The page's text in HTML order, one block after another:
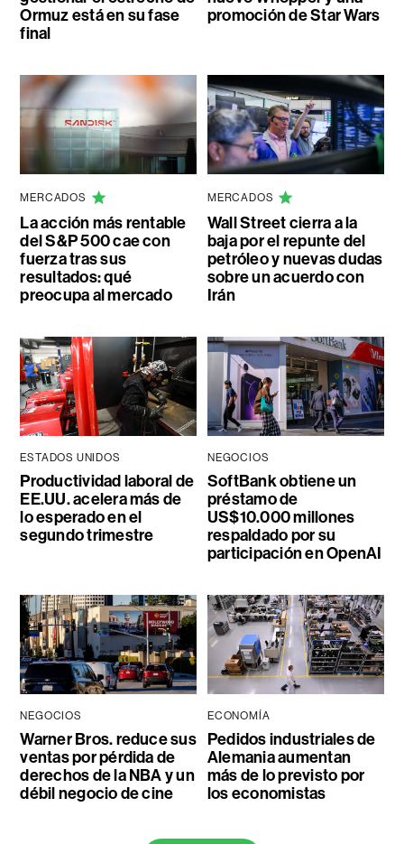
Ormuz está en su fase
final
promoción de Star Wars
MERCADOS
La acción más rentable
del S&P 500 cae con
fuerza tras sus
resultados: qué
preocupa al mercado
MERCADOS
Wall Street cierra a la
baja por el repunte del
petróleo y nuevas dudas
sobre un acuerdo con
Irán
ESTADOS UNIDOS
Productividad laboral de
EE.UU. acelera más de
lo esperado en el
segundo trimestre
NEGOCIOS
SoftBank obtiene un
préstamo de
US$10.000 millones
respaldado por su
participación en OpenAI
NEGOCIOS
Warner Bros. reduce sus
ventas por pérdida de
derechos de la NBA y un
débil negocio de cine
ECONOMÍA
Pedidos industriales de
Alemania aumentan
más de lo previsto por
los economistas